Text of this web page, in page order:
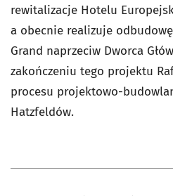
rewitalizacje Hotelu
a obecnie realizuje
Grand naprzeciw Dworca
zakończeniu tego projektu
procesu projektowo-
Hatzfeldów.